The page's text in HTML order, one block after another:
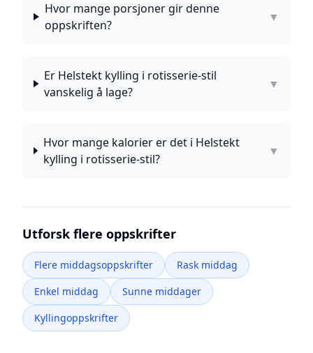
Hvor mange porsjoner gir denne
oppskriften?
▼
Er Helstekt kylling i rotisserie-stil
vanskelig å lage?
▼
Hvor mange kalorier er det i Helstekt
kylling i rotisserie-stil?
▼
Utforsk flere oppskrifter
Flere middagsoppskrifter
Rask middag
Enkel middag
Sunne middager
Kyllingoppskrifter